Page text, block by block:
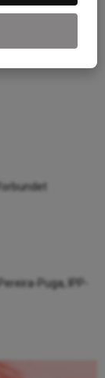
Charlotte Bredal,
Puga, IPP-